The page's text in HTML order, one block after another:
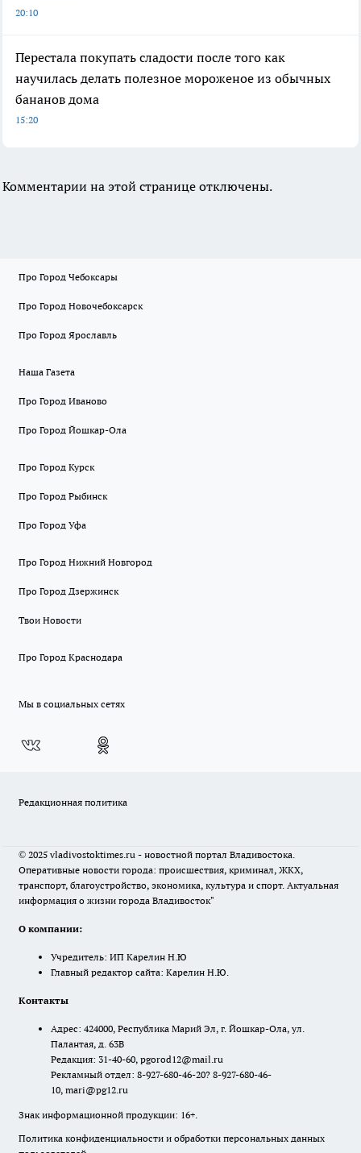
20:10
Перестала покупать сладости после того как
научилась делать полезное мороженое из обычных
бананов дома
15:20
Комментарии на этой странице отключены.
Про Город Чебоксары
Про Город Новочебоксарск
Про Город Ярославль
Наша Газета
Про Город Иваново
Про Город Йошкар-Ола
Про Город Курск
Про Город Рыбинск
Про Город Уфа
Про Город Нижний Новгород
Про Город Дзержинск
Твои Новости
Про Город Краснодара
Мы в социальных сетях
Редакционная политика
© 2025 vladivostoktimes.ru - новостной портал Владивостока.
Оперативные новости города: происшествия, криминал, ЖКХ,
транспорт, благоустройство, экономика, культура и спорт. Актуальная
информация о жизни города Владивосток"
О компании:
Учредитель: ИП Карелин Н.Ю
Главный редактор сайта: Карелин Н.Ю.
Контакты
Адрес: 424000, Республика Марий Эл, г. Йошкар-Ола, ул.
Палантая, д. 63В
Редакция: 31-40-60, pgorod12@mail.ru
Рекламный отдел: 8-927-680-46-20? 8-927-680-46-
10, mari@pg12.ru
Знак информационной продукции: 16+.
Политика конфиденциальности и обработки персональных данных